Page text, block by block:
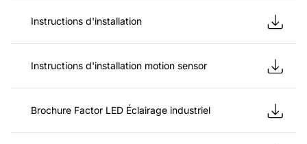
Instructions d'installation
Instructions d'installation motion sensor
Brochure Factor LED Éclairage industriel